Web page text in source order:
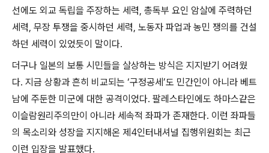
선에도 외교 독립을 주장하는 세력, 총독부 요인 암살에 주력하던
세력, 무장 투쟁을 중시하던 세력, 노동자 파업과 농민 쟁의를 건설
하던 세력이 있었듯이 말이다.
더구나 일본의 보통 시민들을 살상하는 방식은 지지받기 어려웠
다. 지금 상황과 흔히 비교되는 ‘구정공세 ’도 민간인이 아니라 베트
남에 주둔한 미군에 대한 공격이었다. 팔레스타인에도 하마스같은
이슬람원리주의만이 아니라 세속적 좌파가 존재한다. 이런 좌파들
의 목소리와 성장을 지지해온 제 4인터내셔널 집행위원회는 최근
이런 입장을 발표했다.